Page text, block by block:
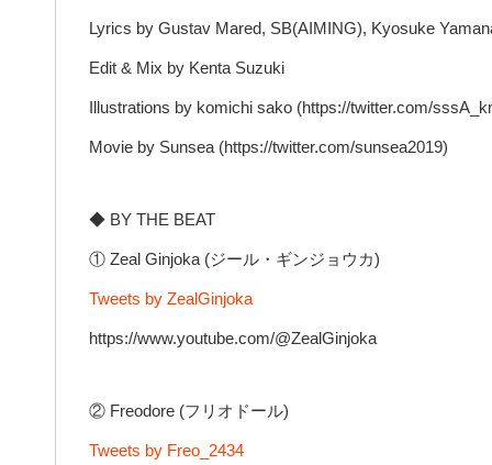
Lyrics by Gustav Mared, SB(AIMING), Kyosuke
Edit & Mix by Kenta Suzuki
Illustrations by komichi sako (https://twitter.com/
Movie by Sunsea (https://twitter.com/sunsea2019)
◆ BY THE BEAT
① Zeal Ginjoka (ジール・ギンジョウカ)
Tweets by ZealGinjoka
https://www.youtube.com/@ZealGinjoka
② Freodore (フリオドール)
Tweets by Freo_2434